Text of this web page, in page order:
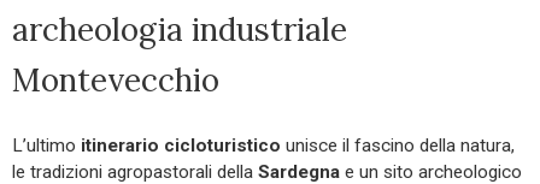
archeologia industriale
Montevecchio
L’ultimo itinerario cicloturistico unisce il fascino della natura,
le tradizioni agropastorali della Sardegna e un sito archeologico